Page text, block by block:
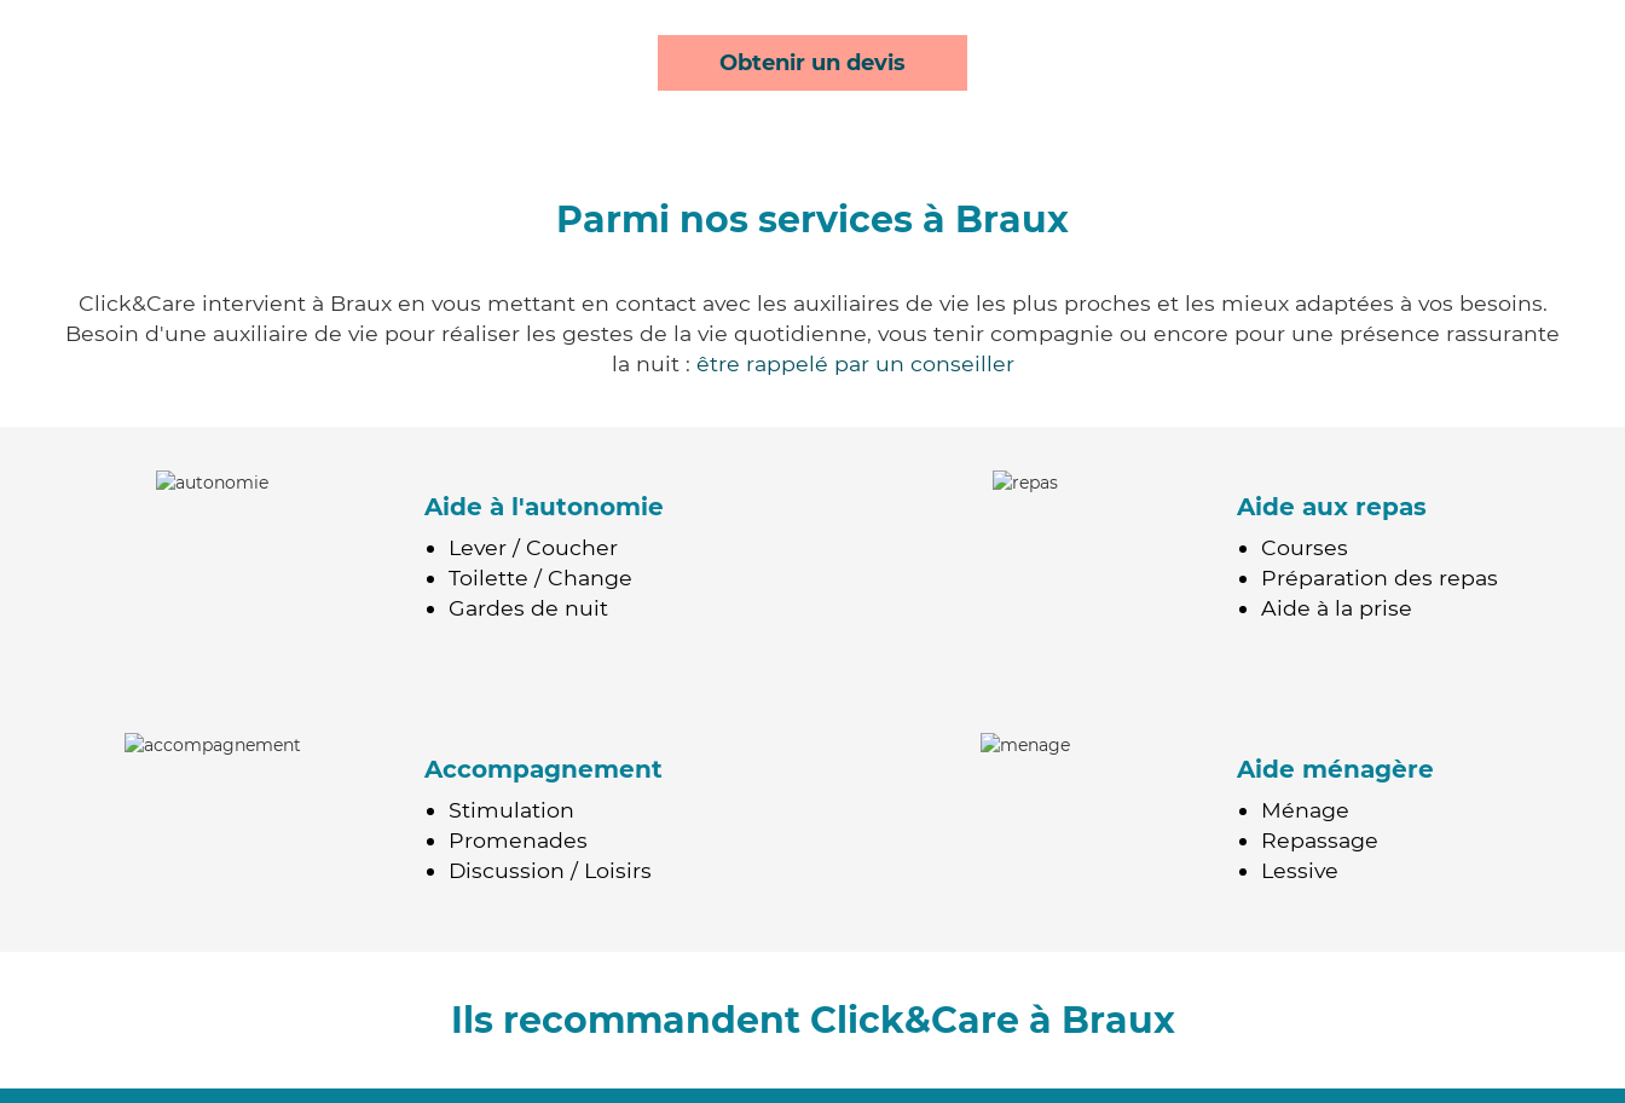
Obtenir un devis
Parmi nos services à Braux
Click&Care intervient à Braux en vous mettant en contact avec les auxiliaires de vie les plus proches et les mieux adaptées à vos besoins.
Besoin d'une auxiliaire de vie pour réaliser les gestes de la vie quotidienne, vous tenir compagnie ou encore pour une présence rassurante
la nuit : être rappelé par un conseiller
Aide à l'autonomie
Lever / Coucher
Toilette / Change
Gardes de nuit
Aide aux repas
Courses
Préparation des repas
Aide à la prise
Accompagnement
Stimulation
Promenades
Discussion / Loisirs
Aide ménagère
Ménage
Repassage
Lessive
Ils recommandent Click&Care à Braux